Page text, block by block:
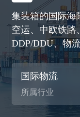
集装箱的国际海
空运、中欧铁路
DDP/DDU、物
国际物流
所属行业